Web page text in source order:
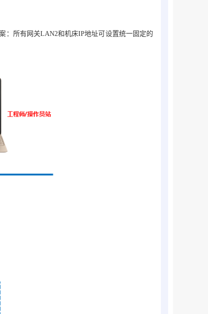
：所有网关LAN2和机床IP地址可设置统一固定的